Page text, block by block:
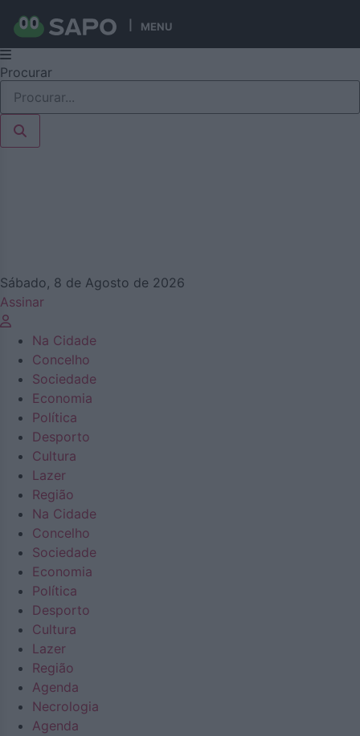
MENU
Pular
para
conteúdo
Procurar
Sábado, 8 de Agosto de 2026
Assinar
Na Cidade
Concelho
Sociedade
Economia
Política
Desporto
Cultura
Lazer
Região
Na Cidade
Concelho
Sociedade
Economia
Política
Desporto
Cultura
Lazer
Região
Agenda
Necrologia
Agenda